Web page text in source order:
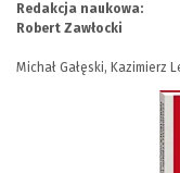
Redakcja naukowa:
Robert Zawłocki
Michał Gałęski, Kazimierz